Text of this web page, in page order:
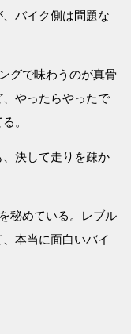
バイク側は問題な
グで味わうのが真骨
やったらやったで
。
決して走りを疎か
秘めている。レブル
本当に面白いバイ